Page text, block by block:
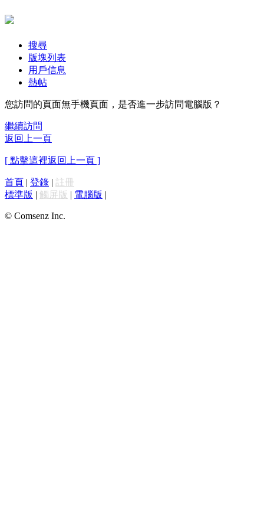
搜尋
版塊列表
用戶信息
熱帖
您訪問的頁面無手機頁面，是否進一步訪問電腦版？
繼續訪問
返回上一頁
[ 點擊這裡返回上一頁 ]
首頁 | 登錄 | 註冊
標準版 | 觸屏版 | 電腦版 |
© Comsenz Inc.